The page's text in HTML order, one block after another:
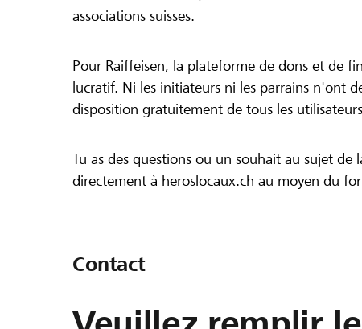
associations suisses.
Pour Raiffeisen, la plateforme de dons et de
lucratif. Ni les initiateurs ni les parrains n'ont
disposition gratuitement de tous les
Tu as des questions ou un souhait au sujet
directement à heroslocaux.ch au moyen du
Contact